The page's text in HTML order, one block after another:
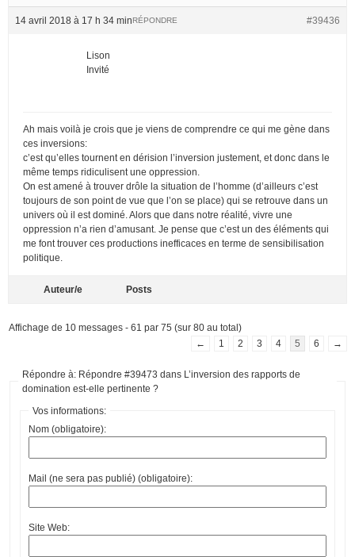
14 avril 2018 à 17 h 34 min #39436
RÉPONDRE
Lison
Invité
Ah mais voilà je crois que je viens de comprendre ce qui me gène dans
ces inversions:
c’est qu’elles tournent en dérision l’inversion justement, et donc dans le
même temps ridiculisent une oppression.
On est amené à trouver drôle la situation de l’homme (d’ailleurs c’est
toujours de son point de vue que l’on se place) qui se retrouve dans un
univers où il est dominé. Alors que dans notre réalité, vivre une
oppression n’a rien d’amusant. Je pense que c’est un des éléments qui
me font trouver ces productions inefficaces en terme de sensibilisation
politique.
Auteur/e Posts
Affichage de 10 messages - 61 par 75 (sur 80 au total)
←
1 2 3 4 5 6 →
Répondre à: Répondre #39473 dans L’inversion des rapports de
domination est-elle pertinente ?
Vos informations:
Nom (obligatoire):
Mail (ne sera pas publié) (obligatoire):
Site Web: